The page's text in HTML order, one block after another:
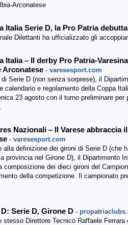
Arconatese
Italia Serie D, la Pro Patria
Dilettanti ha ufficializzato gli
Italia – Il derby Pro Patria-
Arconatese - varesesport.com
Serie D (non senza sorprese), il
calendario e regolamento della Coppa
23 agosto con il turno preliminare
Nazionali – Il Varese abbraccia
- varesesport.com
alla definizione dei gironi di Serie D (che
provincia nel Girone D), il Dipartimento
composizione dei dieci gironi del
della competizione. Il campionato
D: Serie D, Girone D -
stesso Direttore Tecnico Raffaele